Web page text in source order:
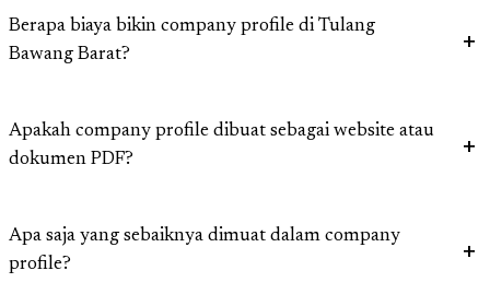
Berapa biaya bikin company profile di Tulang
Bawang Barat?
Apakah company profile dibuat sebagai website atau
dokumen PDF?
Apa saja yang sebaiknya dimuat dalam company
profile?